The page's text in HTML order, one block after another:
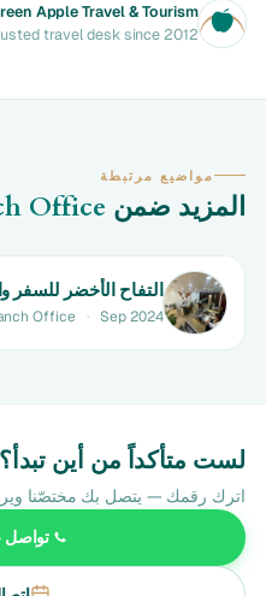
Apple Travel & Tourism
travel desk since 2012.
مواضيع مرتبطة
المزيد ضمن Office
التفاح الأخضر للسفر
Office · Sep 2024
لست متأكداً من أين تبدأ؟
اترك رقمك — يتصل بك مختصّنا
تواصل